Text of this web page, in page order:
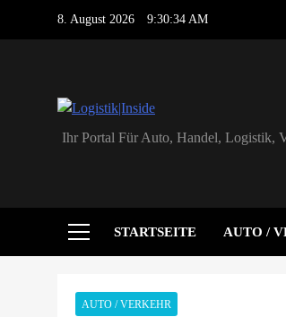
8. August 2026 9:30:35 AM
Ihr Portal Für Auto, Handel, Logistik,
STARTSEITE AUTO /
AUTO / VERKEHR